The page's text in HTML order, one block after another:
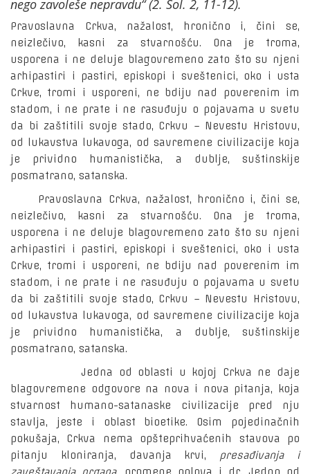
nego zavoleše nepravdu“ (2. Sol. 2, 11-12).
Pravoslavna Crkva, nažalost, hronično i, čini se,
neizlečivo, kasni za stvarnošću. Ona je troma,
usporena i ne deluje blagovremeno zato što su njeni
arhipastiri i pastiri, episkopi i sveštenici, oko i usta
Crkve, tromi i usporeni, ne bdiju nad poverenim im
stadom, i ne prate i ne rasuđuju o pojavama u svetu
da bi zaštitili svoje stado, Crkvu – Nevestu Hristovu,
od lukavstva lukavoga, od savremene civilizacije koja
je prividno humanistička, a dublje, suštinskije
posmatrano, satanska.
Pravoslavna Crkva, nažalost, hronično i, čini se,
neizlečivo, kasni za stvarnošću. Ona je troma,
usporena i ne deluje blagovremeno zato što su njeni
arhipastiri i pastiri, episkopi i sveštenici, oko i usta
Crkve, tromi i usporeni, ne bdiju nad poverenim im
stadom, i ne prate i ne rasuđuju o pojavama u svetu
da bi zaštitili svoje stado, Crkvu – Nevestu Hristovu,
od lukavstva lukavoga, od savremene civilizacije koja
je prividno humanistička, a dublje, suštinskije
posmatrano, satanska.
Jedna od oblasti u kojoj Crkva ne daje
blagovremene odgovore na nova i nova pitanja, koja
stvarnost humano-satanaske civilizacije pred nju
stavlja, jeste i oblast bioetike. Osim pojedinačnih
pokušaja, Crkva nema opšteprihvaćenih stavova po
pitanju kloniranja, davanja krvi, presađivanja i